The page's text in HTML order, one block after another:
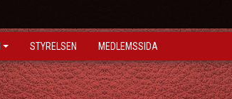
STYRELSEN MEDLEMSSIDA